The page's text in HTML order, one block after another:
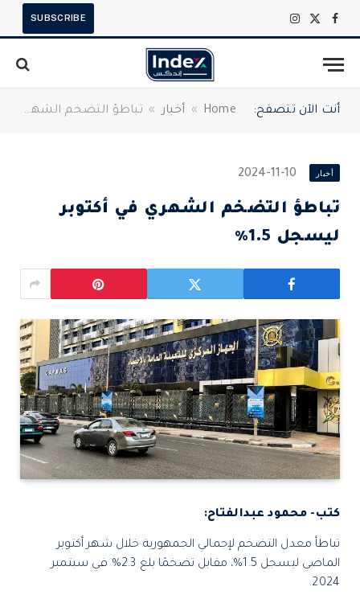
فيسبوك
X
الانستغرام
SUBSCRIBE
أنت الآن تتصفح: Home
» أخبار » تباطؤ التضخم الشهري في أكتوبر ليسجل 1.5%
أخبار 2024-11-10
تباطؤ التضخم الشهري في أكتوبر
ليسجل 1.5%
كتب- محمود عبدالفتاح:
تباطأ معدل التضخم لإجمالي الجمهورية خلال شهر أكتوبر
الماضي ليسجل 1.5%، مقابل تضخمًا بلغ 2.3% في سبتمبر
2024.